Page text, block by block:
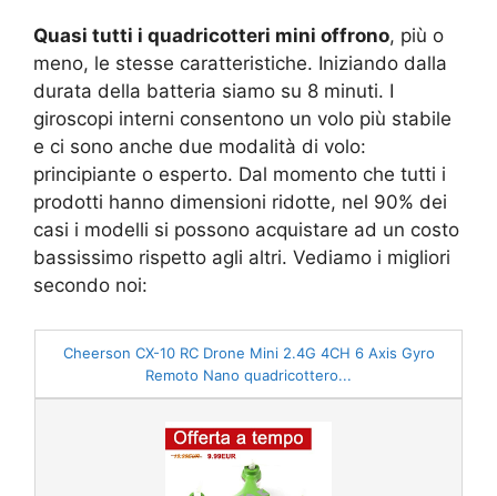
Quasi tutti i quadricotteri mini offrono, più o
meno, le stesse caratteristiche. Iniziando dalla
durata della batteria siamo su 8 minuti. I
giroscopi interni consentono un volo più stabile
e ci sono anche due modalità di volo:
principiante o esperto. Dal momento che tutti i
prodotti hanno dimensioni ridotte, nel 90% dei
casi i modelli si possono acquistare ad un costo
bassissimo rispetto agli altri. Vediamo i migliori
secondo noi:
Cheerson CX-10 RC Drone Mini 2.4G 4CH 6 Axis Gyro
Remoto Nano quadricottero...